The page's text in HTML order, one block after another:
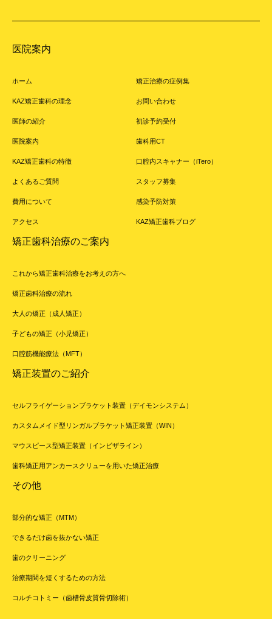
医院案内
ホーム
KAZ矯正歯科の理念
医師の紹介
医院案内
KAZ矯正歯科の特徴
よくあるご質問
費用について
アクセス
矯正治療の症例集
お問い合わせ
初診予約受付
歯科用CT
口腔内スキャナー（iTero）
スタッフ募集
感染予防対策
KAZ矯正歯科ブログ
矯正歯科治療のご案内
これから矯正歯科治療をお考えの方へ
矯正歯科治療の流れ
大人の矯正（成人矯正）
子どもの矯正（小児矯正）
口腔筋機能療法（MFT）
矯正装置のご紹介
セルフライゲーションブラケット装置（デイモンシステム）
カスタムメイド型リンガルブラケット矯正装置（WIN）
マウスピース型矯正装置（インビザライン）
歯科矯正用アンカースクリューを用いた矯正治療
その他
部分的な矯正（MTM）
できるだけ歯を抜かない矯正
歯のクリーニング
治療期間を短くするための方法
コルチコトミー（歯槽骨皮質骨切除術）